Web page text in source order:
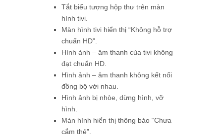
Tắt biểu tượng hộp thư trên màn
hình tivi.
Màn hình tivi hiển thị “Không hỗ trợ
chuẩn HD”.
Hình ảnh – âm thanh của tivi không
đạt chuẩn HD.
Hình ảnh – âm thanh không kết nối
đồng bộ với nhau.
Hình ảnh bị nhòe, dừng hình, vỡ
hình.
Màn hình hiển thị thông báo “Chưa
cắm thẻ”.